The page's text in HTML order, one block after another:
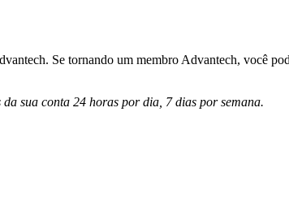
Se tornando um membro Advantech, você
sua conta 24 horas por dia, 7 dias por semana.